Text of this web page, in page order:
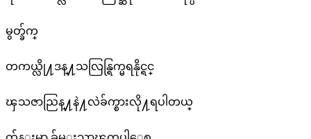
မွတ္ခ်က္
တကယ္လို႔ဒန္႔သလြန္ရြက္မရနိုင္ရင္
ၾသဇာညြန္႔နဲ႔လဲခ်က္စားလို႔ရပါတယ္